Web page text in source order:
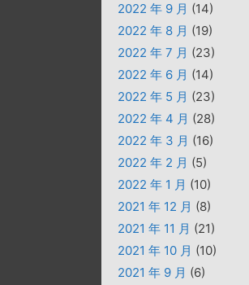
2022 年 9 月 (14)
2022 年 8 月 (19)
2022 年 7 月 (23)
2022 年 6 月 (14)
2022 年 5 月 (23)
2022 年 4 月 (28)
2022 年 3 月 (16)
2022 年 2 月 (5)
2022 年 1 月 (10)
2021 年 12 月 (8)
2021 年 11 月 (21)
2021 年 10 月 (10)
2021 年 9 月 (6)